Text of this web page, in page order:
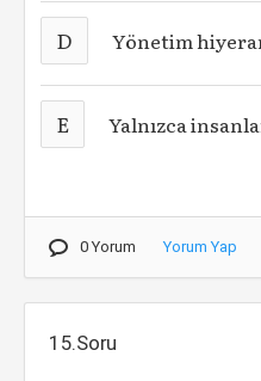
D Yönetim
E Yalnızca
0 Yorum Yorum Yap
15.Soru